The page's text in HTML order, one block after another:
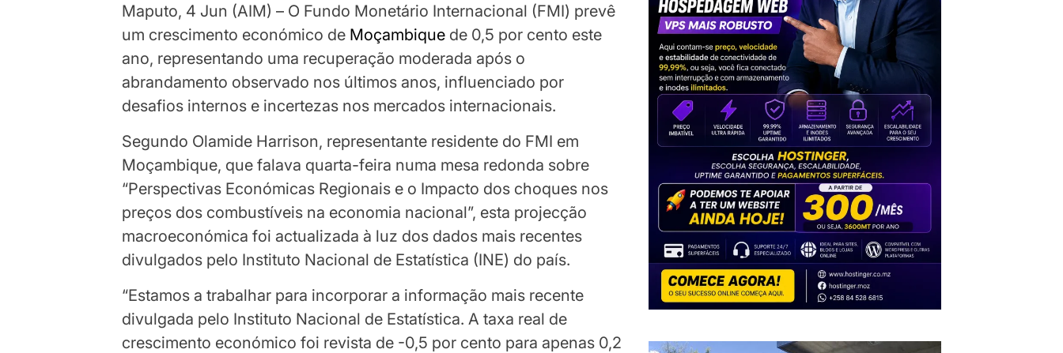
Maputo, 4 Jun (AIM) – O Fundo Monetário Internacional (FMI) prevê
um crescimento económico de Moçambique de 0,5 por cento este
ano, representando uma recuperação moderada após o
abrandamento observado nos últimos anos, influenciado por
desafios internos e incertezas nos mercados internacionais.
Segundo Olamide Harrison, representante residente do FMI em
Moçambique, que falava quarta-feira numa mesa redonda sobre
“Perspectivas Económicas Regionais e o Impacto dos choques nos
preços dos combustíveis na economia nacional”, esta projecção
macroeconómica foi actualizada à luz dos dados mais recentes
divulgados pelo Instituto Nacional de Estatística (INE) do país.
“Estamos a trabalhar para incorporar a informação mais recente
divulgada pelo Instituto Nacional de Estatística. A taxa real de
crescimento económico foi revista de -0,5 por cento para apenas 0,2